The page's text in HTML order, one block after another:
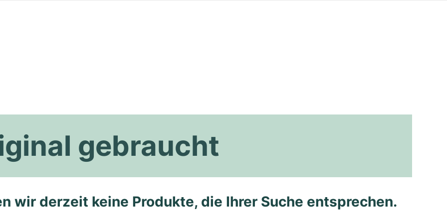
gebraucht
wir derzeit keine Produkte, die Ihrer Suche entsprechen.